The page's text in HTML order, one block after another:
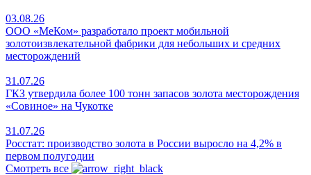
03.08.26
ООО «МеКом» разработало проект мобильной
золотоизвлекательной фабрики для небольших и средних
месторождений
31.07.26
ГКЗ утвердила более 100 тонн запасов золота месторождения
«Совиное» на Чукотке
31.07.26
Росстат: производство золота в России выросло на 4,2% в
первом полугодии
Смотреть все